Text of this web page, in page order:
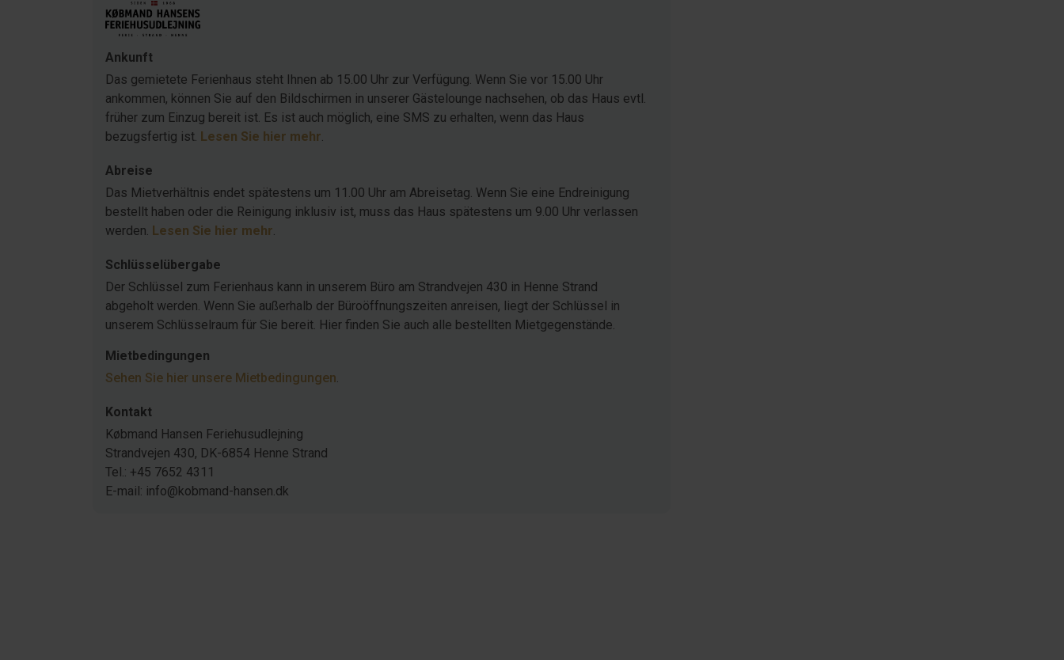
Ankunft
Das gemietete Ferienhaus steht Ihnen ab 15.00 Uhr zur Verfügung. Wenn Sie vor 15.00 Uhr
ankommen, können Sie auf den Bildschirmen in unserer Gästelounge nachsehen, ob das Haus evtl.
früher zum Einzug bereit ist. Es ist auch möglich, eine SMS zu erhalten, wenn das Haus
bezugsfertig ist. Lesen Sie hier mehr.
Abreise
Das Mietverhältnis endet spätestens um 11.00 Uhr am Abreisetag. Wenn Sie eine Endreinigung
bestellt haben oder die Reinigung inklusiv ist, muss das Haus spätestens um 9.00 Uhr verlassen
werden. Lesen Sie hier mehr.
Schlüsselübergabe
Der Schlüssel zum Ferienhaus kann in unserem Büro am Strandvejen 430 in Henne Strand
abgeholt werden. Wenn Sie außerhalb der Büroöffnungszeiten anreisen, liegt der Schlüssel in
unserem Schlüsselraum für Sie bereit. Hier finden Sie auch alle bestellten Mietgegenstände.
Mietbedingungen
Sehen Sie hier unsere Mietbedingungen.
Kontakt
Købmand Hansen Feriehusudlejning
Strandvejen 430, DK-6854 Henne Strand
Tel.: +45 7652 4311
E-mail: info@kobmand-hansen.dk